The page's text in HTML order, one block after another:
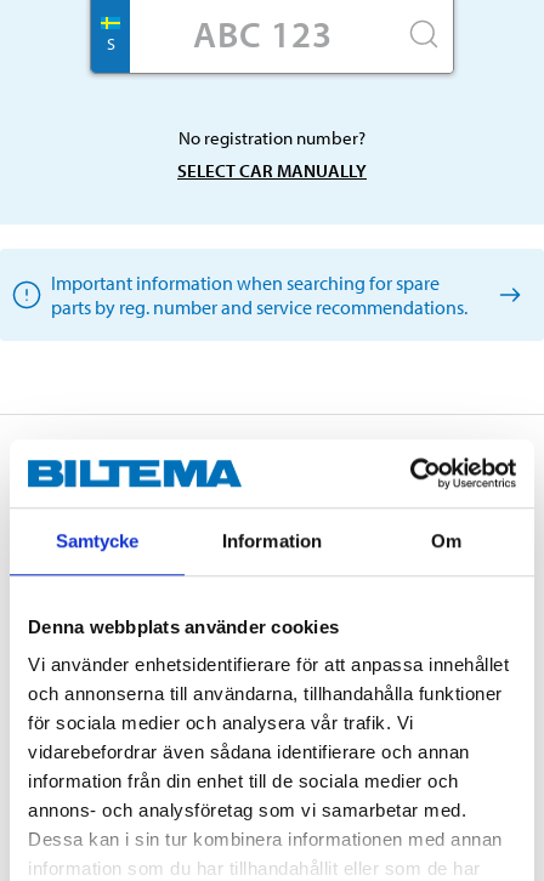
Samtycke Information Om
Denna webbplats använder cookies
Vi använder enhetsidentifierare för att anpassa innehållet
och annonserna till användarna, tillhandahålla funktioner
för sociala medier och analysera vår trafik. Vi
vidarebefordrar även sådana identifierare och annan
information från din enhet till de sociala medier och
annons- och analysföretag som vi samarbetar med.
Dessa kan i sin tur kombinera informationen med annan
information som du har tillhandahållit eller som de har
S
No registration number?
SELECT CAR MANUALLY
Important information when searching for spare
parts by reg. number and service recommendations.
Description
Fuel
Petrol
Drag torque
20–40 Nm
Socket width
16 mm
Thread
M14x1,25 mm
Thread length
19 mm
Type
Iridium middle electrode